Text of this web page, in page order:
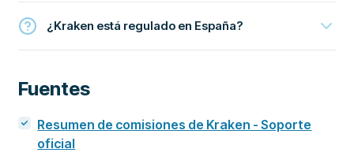
¿Kraken está regulado en España?
Fuentes
Resumen de comisiones de Kraken - Soporte
oficial